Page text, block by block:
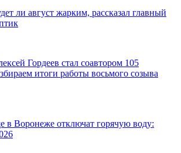
ли август жарким, рассказал главный
Гордеев стал соавтором 105
итоги работы восьмого созыва
в Воронеже отключат горячую воду: